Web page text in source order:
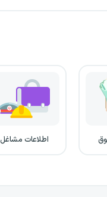
اطلاعات مشاغل